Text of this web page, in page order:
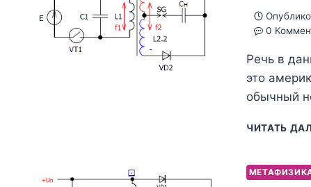
0
Речь в
это
обычный
ЧИТАТЬ